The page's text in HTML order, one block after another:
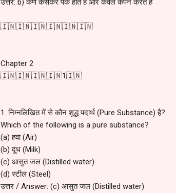
🇮🇳🇮🇳🇮🇳🇮🇳🇮🇳🇮🇳
Chapter 2
🇮🇳🇮🇳🇮🇳🇮🇳1🇮🇳
1. निम्नलिखित में से कौन शुद्ध पदार्थ (Pure Substance) है?
Which of the following is a pure substance?
(a) हवा (Air)
(b) दूध (Milk)
(c) आसुत जल (Distilled water)
(d) स्टील (Steel)
उत्तर / Answer: (c) आसुत जल (Distilled water)